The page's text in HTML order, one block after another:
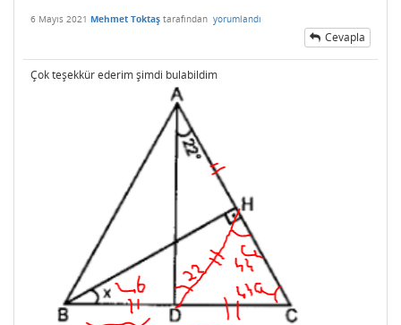
6 Mayıs 2021 Mehmet Toktaş tarafından yorumlandı
Cevapla
Çok teşekkür ederim şimdi bulabildim